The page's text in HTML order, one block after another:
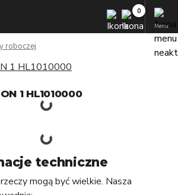
Menu
roboczej
1 HL1010000
techniczne
mogą być wielkie. Nasza